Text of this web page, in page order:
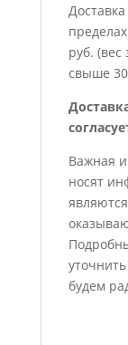
руб. (вес
свыше
Важная
носят
будем